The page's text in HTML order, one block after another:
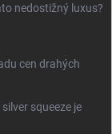
nedostižný luxus?
cen drahých
squeeze je